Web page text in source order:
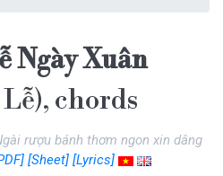
Ngày Xuân
chords
rượu bánh thơm ngon xin dâng
[Sheet] [Lyrics]